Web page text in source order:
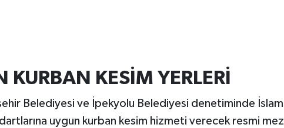
KURBAN KESİM YERLERİ
Belediyesi ve İpekyolu Belediyesi denetiminde
uygun kurban kesim hizmeti verecek resmi